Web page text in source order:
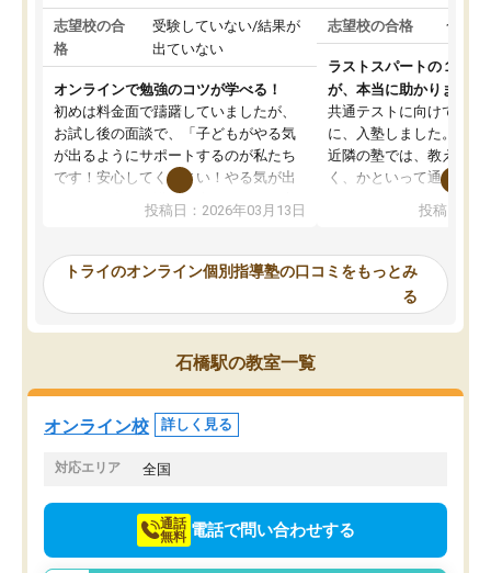
志望校の合
格
受験していない/結果が
出ていない
オンラインで勉強のコツが学べる！
初めは料金面で躊躇していましたが、
お試し後の面談で、「子どもがやる気
が出るようにサポートするのが私たち
です！安心してください！やる気が出
ないのは私たち講師の責任です」と言
ってくださり、確かに！と考えて、思
ったんですが、学生の先生から学ぶこ
み、徐々に成績が上がったらいいなと
思っていました。何が今足りないのか
を的確に指導いただき、子どももびっ
くりするほど楽しんでやる気を持って
塾を受けています。狙い通り、少しず
つ成績も上がり、苦手意識も無くなっ
てきたので、さらに苦手な数学も追加
でお願いしました。来年の高校受験に
投稿日：2026年03月13日
志望校の合格 合格
ラストスパートの１か月
が、本当に助かりました
共通テストに向けての追
に、入塾しました。田舎
近隣の塾では、教えても
く、かといって通うには
可能なので本当に助か
らないところをピンポイ
頂いて、とてもわかり
していました。一生を
スト、多少お金がかかっ
投稿日：
トライのオンライン個別指導塾の口コミをもっとみ
る
石橋駅の教室一覧
オンライン校 詳しく見る
対応エリア 全国
通話
無料 電話で問い合わせする